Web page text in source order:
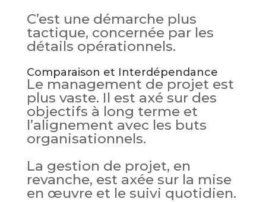
C’est une démarche plus
tactique, concernée par les
détails opérationnels.
Comparaison et Interdépendance
Le management de projet est
plus vaste. Il est axé sur des
objectifs à long terme et
l’alignement avec les buts
organisationnels.
La gestion de projet, en
revanche, est axée sur la mise
en œuvre et le suivi quotidien.